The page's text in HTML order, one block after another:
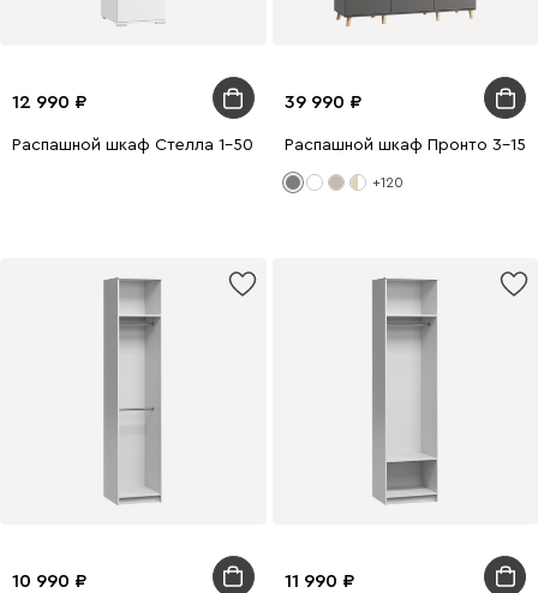
12 990
Распашной шкаф Стелла 1-50x220 Белый
39 990
Распашной шкаф Пронто 3-
+120
10 990 11 990